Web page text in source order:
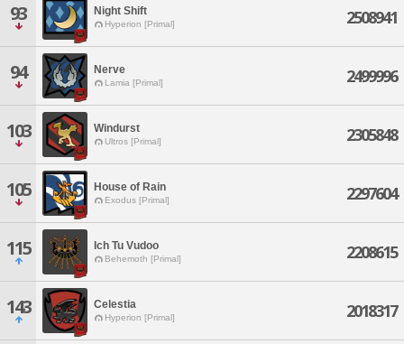
93 Night Shift
Hyperion [Primal] 2508941
94 Nerve
Lamia [Primal] 2499996
103 Windurst
Ultros [Primal] 2305848
105 House of Rain
Exodus [Primal] 2297604
115 Ich Tu Vudoo
Behemoth [Primal] 2208615
143 Celestia
Hyperion [Primal] 2018317